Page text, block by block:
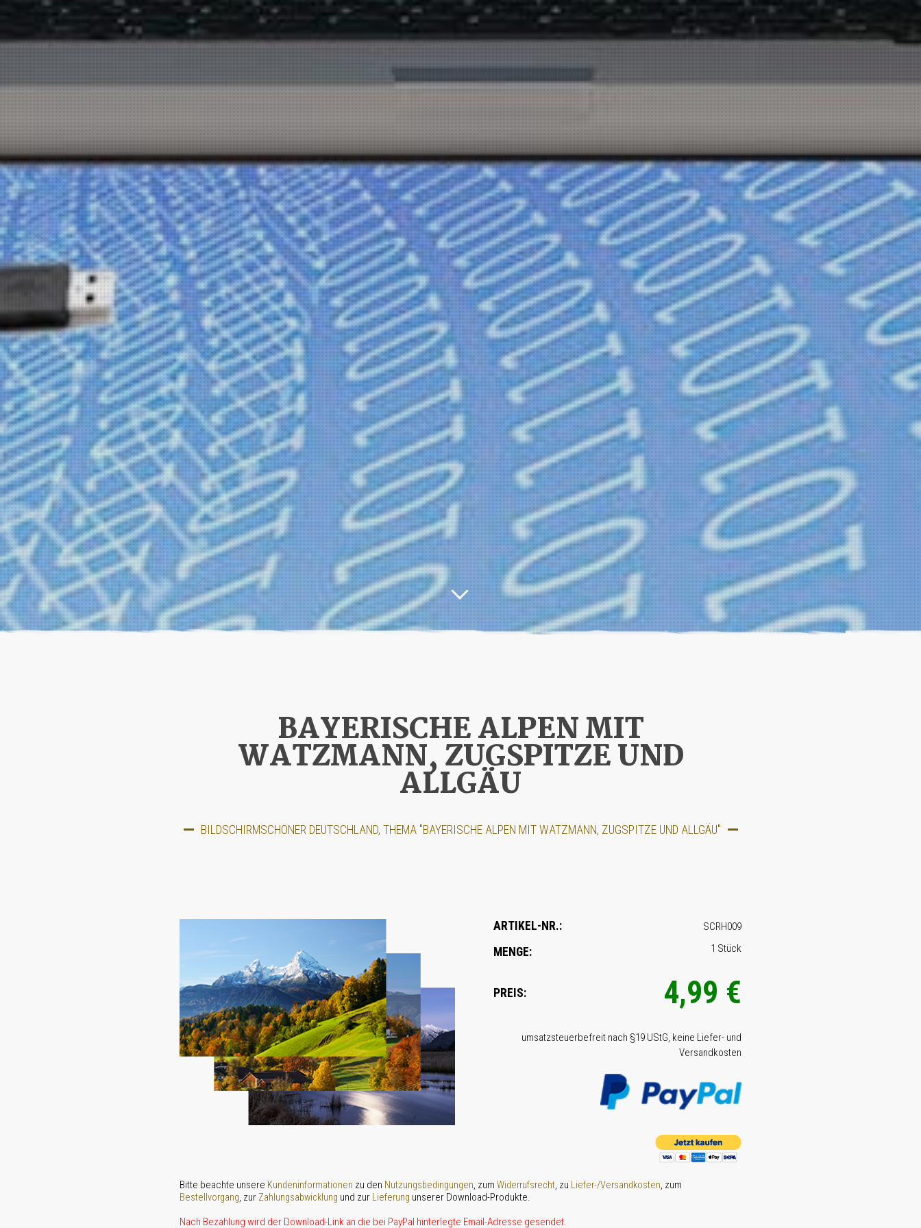
BAYERISCHE ALPEN MIT
WATZMANN, ZUGSPITZE UND
ALLGÄU
BILDSCHIRMSCHONER DEUTSCHLAND, THEMA "BAYERISCHE ALPEN MIT WATZMANN, ZUGSPITZE UND ALLGÄU"
ARTIKEL-NR.:
MENGE:
PREIS:
SCRH009
1 Stück
4,99 €
umsatz­steuer­befreit nach §19 UStG, keine Liefer- und
Versandkosten
Bitte beachte unsere Kundeninformationen zu den Nutzungsbedingungen, zum Widerrufsrecht, zu Liefer-/Versandkosten, zum
Bestellvorgang, zur Zahlungsabwicklung und zur Lieferung unserer Download-Produkte.
Nach Bezahlung wird der Download-Link an die bei PayPal hinterlegte Email-Adresse gesendet.